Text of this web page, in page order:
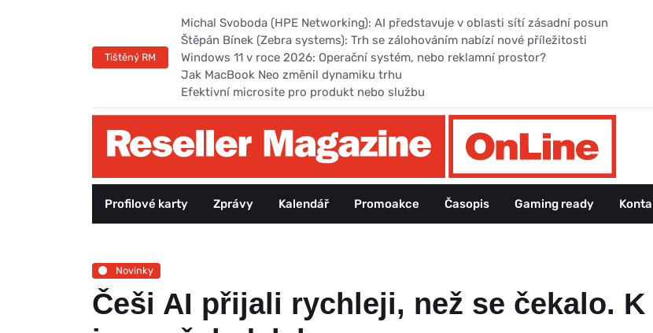
Tištěný RM
Michal Svoboda (HPE Networking): AI představuje v oblasti sítí zásadní posun
Štěpán Bínek (Zebra systems): Trh se zálohováním nabízí nové příležitosti
Windows 11 v roce 2026: Operační systém, nebo reklamní prostor?
Jak MacBook Neo změnil dynamiku trhu
Efektivní microsite pro produkt nebo službu
Profilové karty Zprávy Kalendář Promoakce Časopis Gaming ready
Novinky
Češi AI přijali rychleji, než se čekalo.